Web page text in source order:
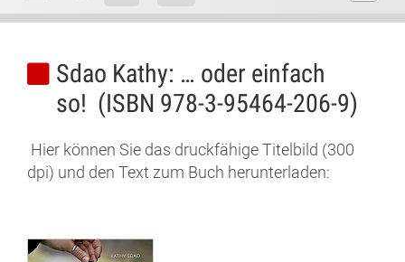
Sdao Kathy: … oder einfach
so! (ISBN 978-3-95464-206-9)
Hier können Sie das druckfähige Titelbild (300
dpi) und den Text zum Buch herunterladen: